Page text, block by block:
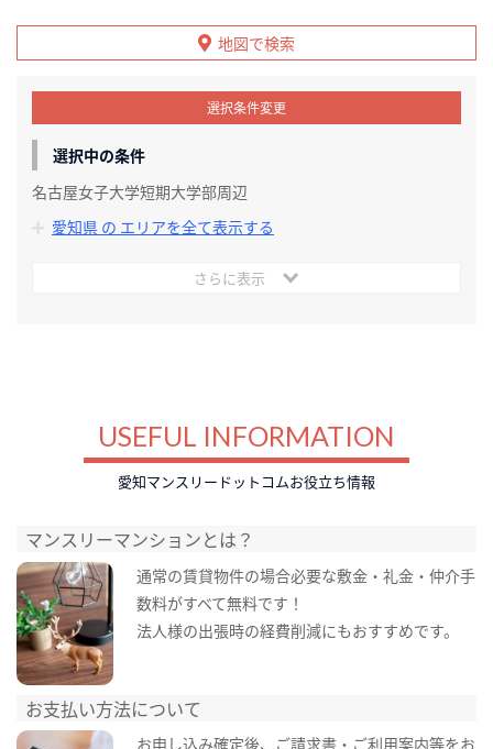
地図で検索
選択条件変更
選択中の条件
名古屋女子大学短期大学部周辺
愛知県 の エリアを全て表示する
さらに表示
USEFUL INFORMATION
愛知マンスリードットコムお役立ち情報
マンスリーマンションとは？
通常の賃貸物件の場合必要な敷金・礼金・仲介手
数料がすべて無料です！
法人様の出張時の経費削減にもおすすめです。
お支払い方法について
お申し込み確定後、ご請求書・ご利用案内等をお